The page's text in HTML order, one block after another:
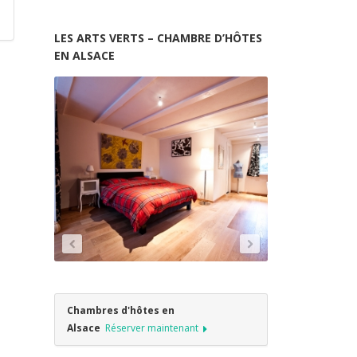
LES ARTS VERTS – CHAMBRE D’HÔTES
EN ALSACE
Chambres d'hôtes en
Alsace Réserver maintenant